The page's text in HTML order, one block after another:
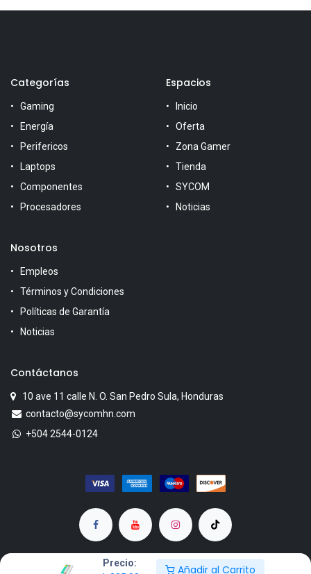
Precio:
Añadir al Carrito
Categorías
Gaming
Energía
Perifericos
Laptops
Componentes
Procesadores
Espacios
Inicio
Oferta
Zona Gamer
Tienda
SYCOM
Noticias
Nosotros
Empleos
Términos y Condiciones
Políticas de Garantía
Noticias
Contáctanos
10 ave 11 calle N. O. San Pedro Sula, Honduras
contacto@sycomhn.com
+504 2544-0124